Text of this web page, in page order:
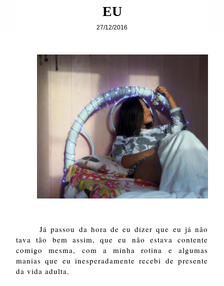
EU
27/12/2016
Já passou da hora de eu dizer que eu já não
tava tão bem assim, que eu não estava contente
comigo mesma, com a minha rotina e algumas
manias que eu inesperadamente recebi de presente
da vida adulta.